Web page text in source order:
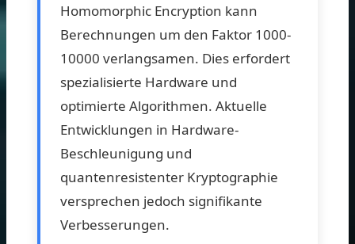
Homomorphic Encryption kann
Berechnungen um den Faktor 1000-
10000 verlangsamen. Dies erfordert
spezialisierte Hardware und
optimierte Algorithmen. Aktuelle
Entwicklungen in Hardware-
Beschleunigung und
quantenresistenter Kryptographie
versprechen jedoch signifikante
Verbesserungen.